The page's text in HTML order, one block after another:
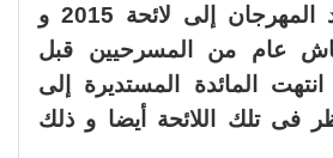
المسرحيين – عاد المهرجان إلى لائحة 2015 و
عام من المسرحيين قبل
المائدة المستديرة إلى
فى تلك اللائحة أيضا و ذلك